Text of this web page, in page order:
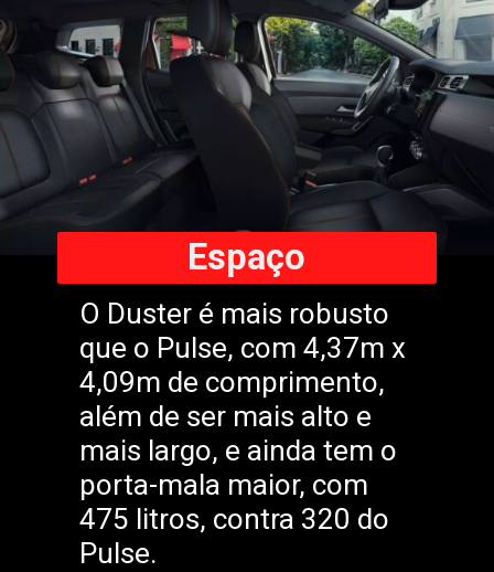
O Duster é mais robusto
que o Pulse, com 4,37m x
4,09m de comprimento,
além de ser mais alto e
mais largo, e ainda tem o
porta-mala maior, com
475 litros, contra 320 do
Pulse.
Espaço